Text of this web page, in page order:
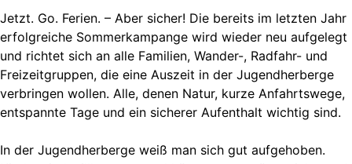
Jetzt. Go. Ferien. – Aber sicher! Die bereits im letzten Jahr
erfolgreiche Sommerkampange wird wieder neu aufgelegt
und richtet sich an alle Familien, Wander-, Radfahr- und
Freizeitgruppen, die eine Auszeit in der Jugendherberge
verbringen wollen. Alle, denen Natur, kurze Anfahrtswege,
entspannte Tage und ein sicherer Aufenthalt wichtig sind.
In der Jugendherberge weiß man sich gut aufgehoben.